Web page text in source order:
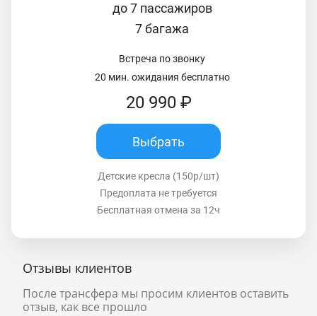
до 7 пассажиров
7 багажа
Встреча по звонку
20 мин. ожидания бесплатно
20 990 ₽
Выбрать
Детские кресла (150р/шт)
Предоплата не требуется
Бесплатная отмена за 12ч
Отзывы клиентов
После трансфера мы просим клиентов оставить
отзыв, как все прошло